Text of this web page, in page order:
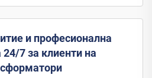
и професионална
7 за клиенти на